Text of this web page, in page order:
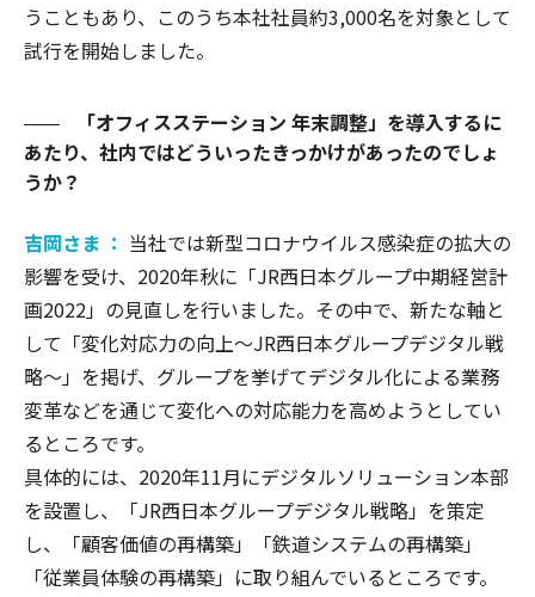
うこともあり、このうち本社社員約3,000名を対象として
試行を開始しました。
「オフィスステーション 年末調整」を導入するに
あたり、社内ではどういったきっかけがあったのでしょ
うか？
吉岡さま ： 当社では新型コロナウイルス感染症の拡大の
影響を受け、2020年秋に「JR西日本グループ中期経営計
画2022」の見直しを行いました。その中で、新たな軸と
して「変化対応力の向上～JR西日本グループデジタル戦
略～」を掲げ、グループを挙げてデジタル化による業務
変革などを通じて変化への対応能力を高めようとしてい
るところです。
具体的には、2020年11月にデジタルソリューション本部
を設置し、「JR西日本グループデジタル戦略」を策定
し、「顧客価値の再構築」「鉄道システムの再構築」
「従業員体験の再構築」に取り組んでいるところです。